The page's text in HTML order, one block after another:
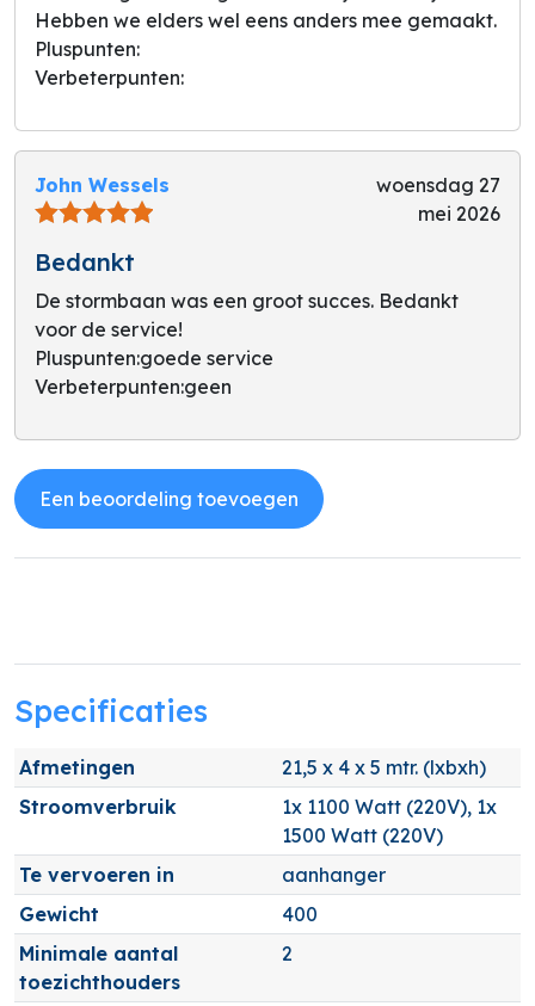
Hebben we elders wel eens anders mee gemaakt.
Pluspunten:
Verbeterpunten:
John Wessels
woensdag 27
mei 2026
Bedankt
De stormbaan was een groot succes. Bedankt
voor de service!
Pluspunten:goede service
Verbeterpunten:geen
Een beoordeling toevoegen
Specificaties
Afmetingen
21,5 x 4 x 5 mtr. (lxbxh)
Stroomverbruik
1x 1100 Watt (220V), 1x
1500 Watt (220V)
Te vervoeren in
aanhanger
Gewicht
400
Minimale aantal
toezichthouders
2